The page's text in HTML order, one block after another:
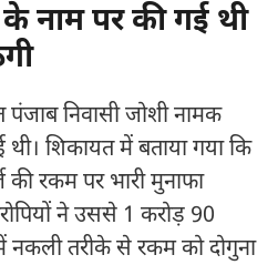
नाम पर की गई थी
निवासी जोशी नामक
शिकायत में बताया गया कि
रकम पर भारी मुनाफा
ने उससे 1 करोड़ 90
नकली तरीके से रकम को दोगुना